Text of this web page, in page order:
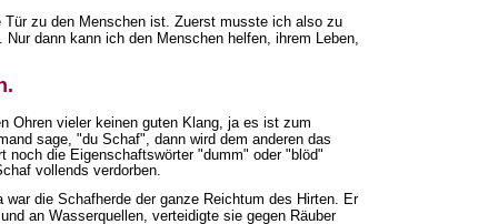
zu den Menschen ist. Zuerst musste ich also zu
dann kann ich den Menschen helfen, ihrem Leben,
Ohren vieler keinen guten Klang, ja es ist zum
sage, "du Schaf", dann wird dem anderen das
noch die Eigenschaftswörter "dumm" oder "blöd"
vollends verdorben.
die Schafherde der ganze Reichtum des Hirten. Er
an Wasserquellen, verteidigte sie gegen Räuber